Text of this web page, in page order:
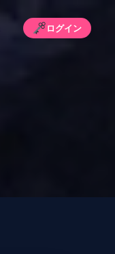
ログイン